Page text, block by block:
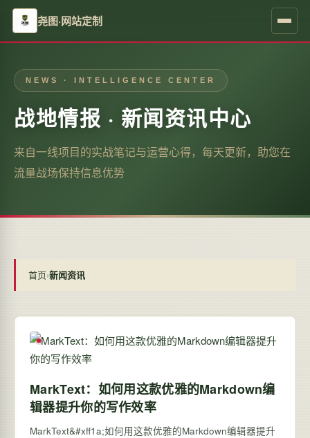
尧图·网站定制
NEWS · INTELLIGENCE CENTER
战地情报 · 新闻资讯中心
来自一线项目的实战笔记与运营心得，每天更新，助您在
流量战场保持信息优势
首页›新闻资讯
MarkText：如何用这款优雅的Markdown编
辑器提升你的写作效率
MarkText&#xff1a;如何用这款优雅的Markdown编辑器提升